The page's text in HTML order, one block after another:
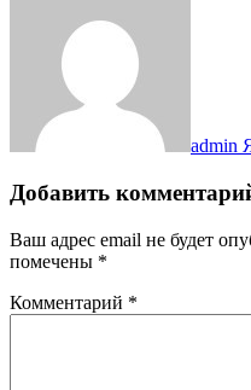
admin
Добавить
Ваш адрес email не будет
помечены *
Комментарий *